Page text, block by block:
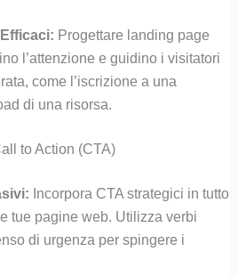
Progettare landing page
l’attenzione e guidino i visitatori
come l’iscrizione a una
di una risorsa.
to Action (CTA)
Incorpora CTA strategici in tutto
tue pagine web. Utilizza verbi
di urgenza per spingere i